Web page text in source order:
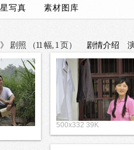
写真 素材图库
剧照 （11 幅, 1 页） 剧情介绍
500x332 39K